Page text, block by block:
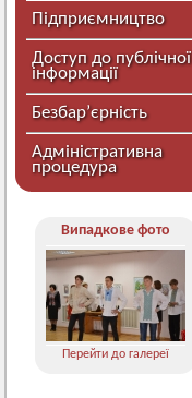
Підприємництво
Доступ до публічної
інформації
Безбар’єрність
Адміністративна
процедура
Випадкове фото
Перейти до галереї